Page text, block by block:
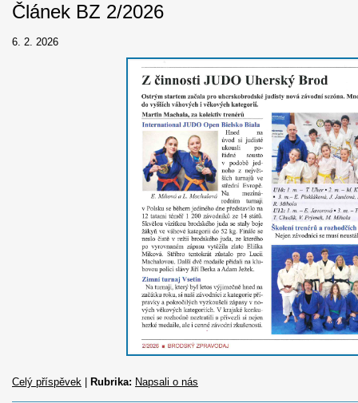
Článek BZ 2/2026
6. 2. 2026
Celý příspěvek Rubrika: Napsali o nás